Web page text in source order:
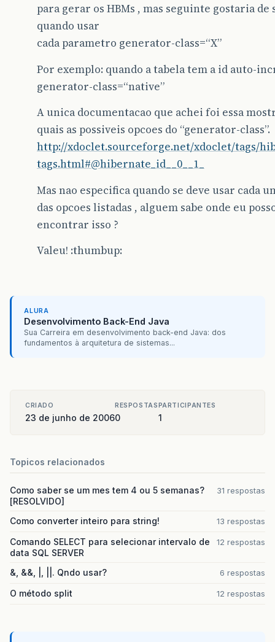
para gerar os HBMs , mas seguinte gostaria de
quando usar
cada parametro generator-class=“X”
Por exemplo: quando a tabela tem a id auto-
generator-class=“native”
A unica documentacao que achei foi essa
quais as possiveis opcoes do “generator-class”.
http://xdoclet.sourceforge.net/xdoclet/tags/
tags.html#@hibernate_id__0__1_
Mas nao especifica quando se deve usar cada
das opcoes listadas , alguem sabe onde eu
encontrar isso ?
Valeu! :thumbup:
ALURA
Desenvolvimento Back-End Java
Sua Carreira em desenvolvimento back-end Java: dos
fundamentos à arquitetura de sistemas...
CRIADO
23 de junho de 2006
RESPOSTAS
0
PARTICIPANTES
1
Topicos relacionados
Como saber se um mes tem 4 ou 5 semanas?
[RESOLVIDO]
31 respostas
Como converter inteiro para string! 13 respostas
Comando SELECT para selecionar intervalo de
data SQL SERVER
12 respostas
&, &&, |, ||. Qndo usar? 6 respostas
O método split 12 respostas